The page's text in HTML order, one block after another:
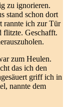
zu ignorieren.
stand schon dort
rannte ich zur Tür
flitzte. Geschafft.
zum Heulen.
das ich den
griff ich in
nannte dem